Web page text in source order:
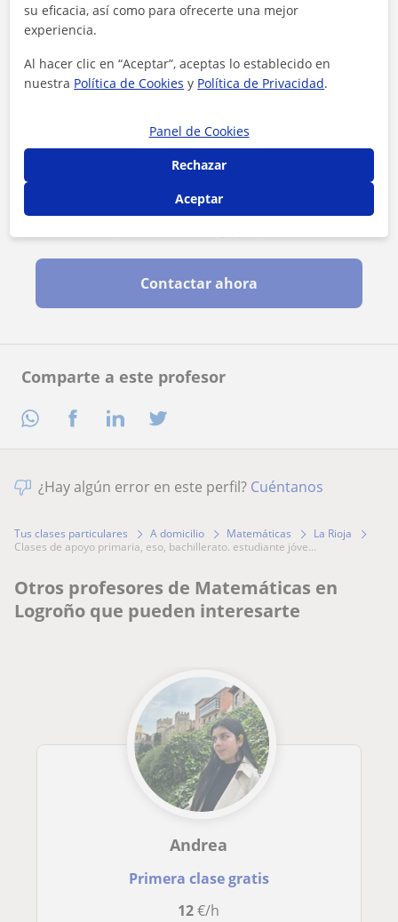
Comparte a este profesor
Contactar ahora
¿Hay algún error en este perfil? Cuéntanos
Tus clases particulares A domicilio Matemáticas
La Rioja
clases de apoyo primaria, eso, bachillerato. estudiante jóve...
Otros profesores de Matemáticas en
Logroño que pueden interesarte
Andrea
Primera clase gratis
12€/h
su eficacia, así como para ofrecerte una mejor
experiencia.
Al hacer clic en “Aceptar”, aceptas lo establecido en
nuestra Política de Cookies y Política de Privacidad.
Panel de Cookies
Rechazar
Aceptar